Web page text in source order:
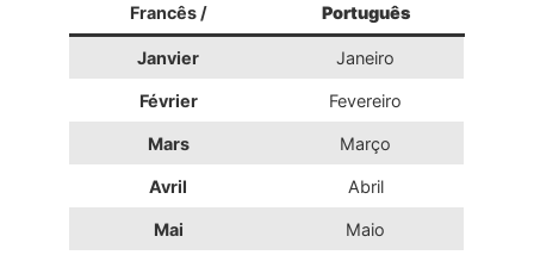
Francês /
Português
Janvier Janeiro
Février Fevereiro
Mars Março
Avril Abril
Mai Maio